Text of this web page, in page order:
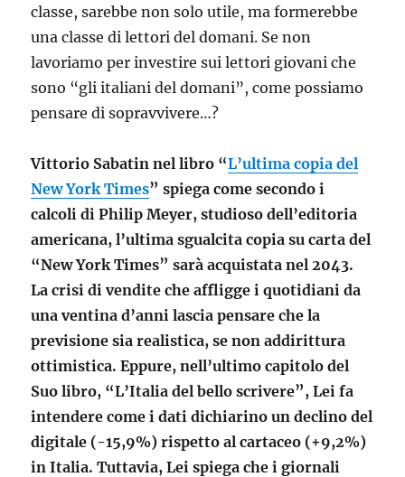
classe, sarebbe non solo utile, ma formerebbe
una classe di lettori del domani. Se non
lavoriamo per investire sui lettori giovani che
sono “gli italiani del domani”, come possiamo
pensare di sopravvivere…?
Vittorio Sabatin nel libro “L’ultima copia del
New York Times” spiega come secondo i
calcoli di Philip Meyer, studioso dell’editoria
americana, l’ultima sgualcita copia su carta del
“New York Times” sarà acquistata nel 2043.
La crisi di vendite che affligge i quotidiani da
una ventina d’anni lascia pensare che la
previsione sia realistica, se non addirittura
ottimistica. Eppure, nell’ultimo capitolo del
Suo libro, “L’Italia del bello scrivere”, Lei fa
intendere come i dati dichiarino un declino del
digitale (-15,9%) rispetto al cartaceo (+9,2%)
in Italia. Tuttavia, Lei spiega che i giornali